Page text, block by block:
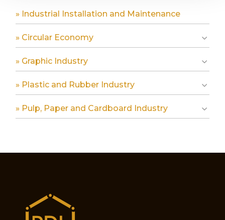
» Industrial Installation and Maintenance
» Circular Economy
» Graphic Industry
» Plastic and Rubber Industry
» Pulp, Paper and Cardboard Industry